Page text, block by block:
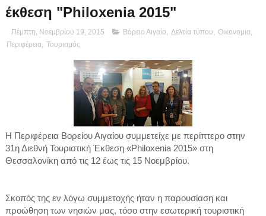
έκθεση "Philoxenia 2015"
Πέμπτη, Νοεμβρίου 19, 2015 Βόρειο Αιγαίο Δελτία τύπου Οικονομια,
Περιφέρεια, Τουρισμός
Η Περιφέρεια Βορείου Αιγαίου συμμετείχε με περίπτερο στην
31η Διεθνή Τουριστική Έκθεση «Philoxenia 2015» στη
Θεσσαλονίκη από τις 12 έως τις 15 Νοεμβρίου.
Σκοπός της εν λόγω συμμετοχής ήταν η παρουσίαση και
προώθηση των νησιών μας, τόσο στην εσωτερική τουριστική